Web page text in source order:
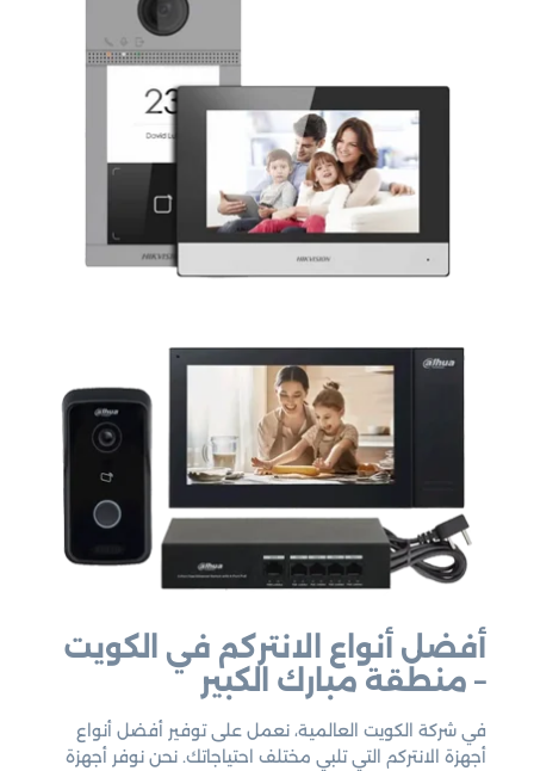
أفضل أنواع الانتركم في الكويت
– منطقة مبارك الكبير
في شركة الكويت العالمية، نعمل على توفير أفضل أنواع
أجهزة الانتركم التي تلبي مختلف احتياجاتك. نحن نوفر أجهزة